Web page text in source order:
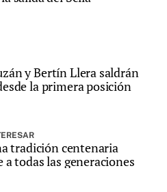
y Bertín Llera saldrán
la primera posición
tradición centenaria
a todas las generaciones